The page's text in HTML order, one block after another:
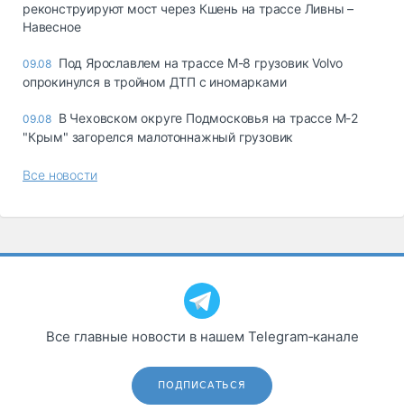
реконструируют мост через Кшень на трассе Ливны –
Навесное
09.08 Под Ярославлем на трассе М-8 грузовик Volvo
опрокинулся в тройном ДТП с иномарками
09.08 В Чеховском округе Подмосковья на трассе М-2
"Крым" загорелся малотоннажный грузовик
Все новости
Все главные новости в нашем Telegram‑канале
ПОДПИСАТЬСЯ